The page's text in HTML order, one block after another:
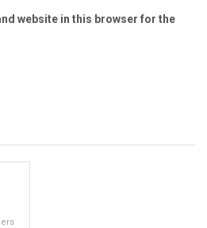
website in this browser for the